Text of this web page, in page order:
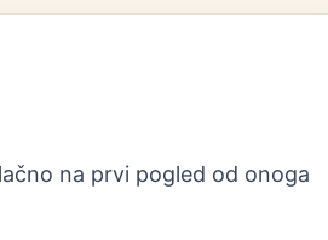
na prvi pogled od onoga